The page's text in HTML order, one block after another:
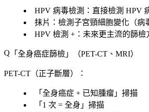
HPV 病毒檢測 ：直接檢測 HPV
抹片 ：檢測子宮頸細胞變化（病
HPV 檢測 + ：未來更主流的篩檢
「 全身癌症篩檢 」（PET-CT、MRI）
PET-CT （正子斷層）：
「 全身癌症 + 已知腫瘤 」掃描
「 1 次 = 全身 」掃描